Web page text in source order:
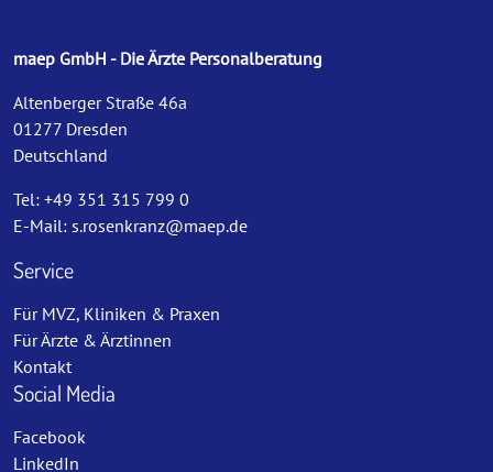
maep GmbH - Die Ärzte Personalberatung
Altenberger Straße 46a
01277 Dresden
Deutschland
Tel: +49 351 315 799 0
E-Mail: s.rosenkranz@maep.de
Service
Für MVZ, Kliniken & Praxen
Für Ärzte & Ärztinnen
Kontakt
Social Media
Facebook
LinkedIn